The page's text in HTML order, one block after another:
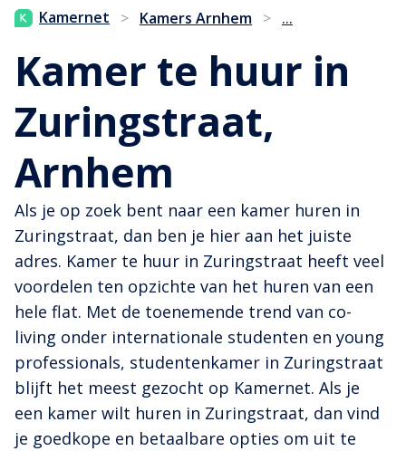
Kamernet > Kamers Arnhem > ...
Kamer te huur in
Zuringstraat,
Arnhem
Als je op zoek bent naar een kamer huren in
Zuringstraat, dan ben je hier aan het juiste
adres. Kamer te huur in Zuringstraat heeft veel
voordelen ten opzichte van het huren van een
hele flat. Met de toenemende trend van co-
living onder internationale studenten en young
professionals, studentenkamer in Zuringstraat
blijft het meest gezocht op Kamernet. Als je
een kamer wilt huren in Zuringstraat, dan vind
je goedkope en betaalbare opties om uit te